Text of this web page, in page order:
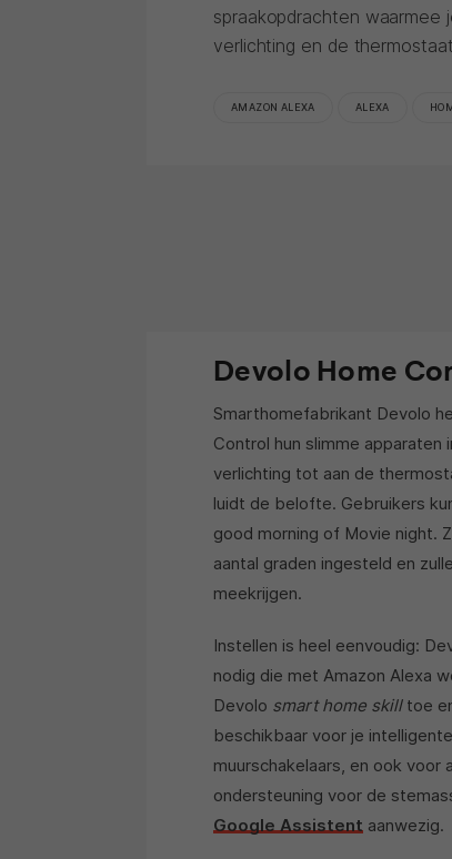
spraakopdrachten waarmee
verlichting en de
AMAZON ALEXA ALEXA
Devolo Home
Smarthomefabrikant Devolo
Control hun slimme apparaten
verlichting tot aan de
luidt de belofte. Gebruikers
good morning of Movie night.
aantal graden ingesteld en
meekrijgen.
Instellen is heel eenvoudig:
nodig die met Amazon Alexa
Devolo smart home skilltoe
beschikbaar voor je
muurschakelaars, en ook voor
ondersteuning voor de
Google Assistent aanwezig.